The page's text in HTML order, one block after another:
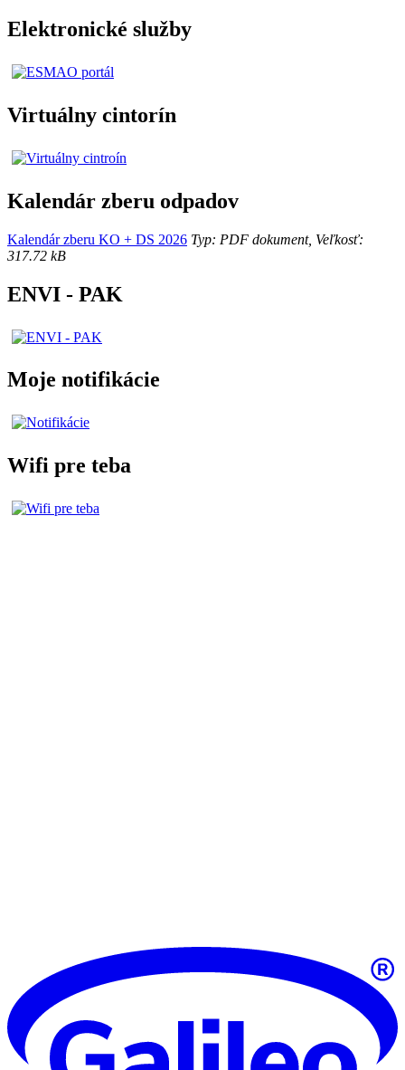
Elektronické služby
Virtuálny cintorín
Kalendár zberu odpadov
Kalendár zberu KO + DS 2026 Typ: PDF dokument, Veľkosť:
317.72 kB
ENVI - PAK
Moje notifikácie
Wifi pre teba